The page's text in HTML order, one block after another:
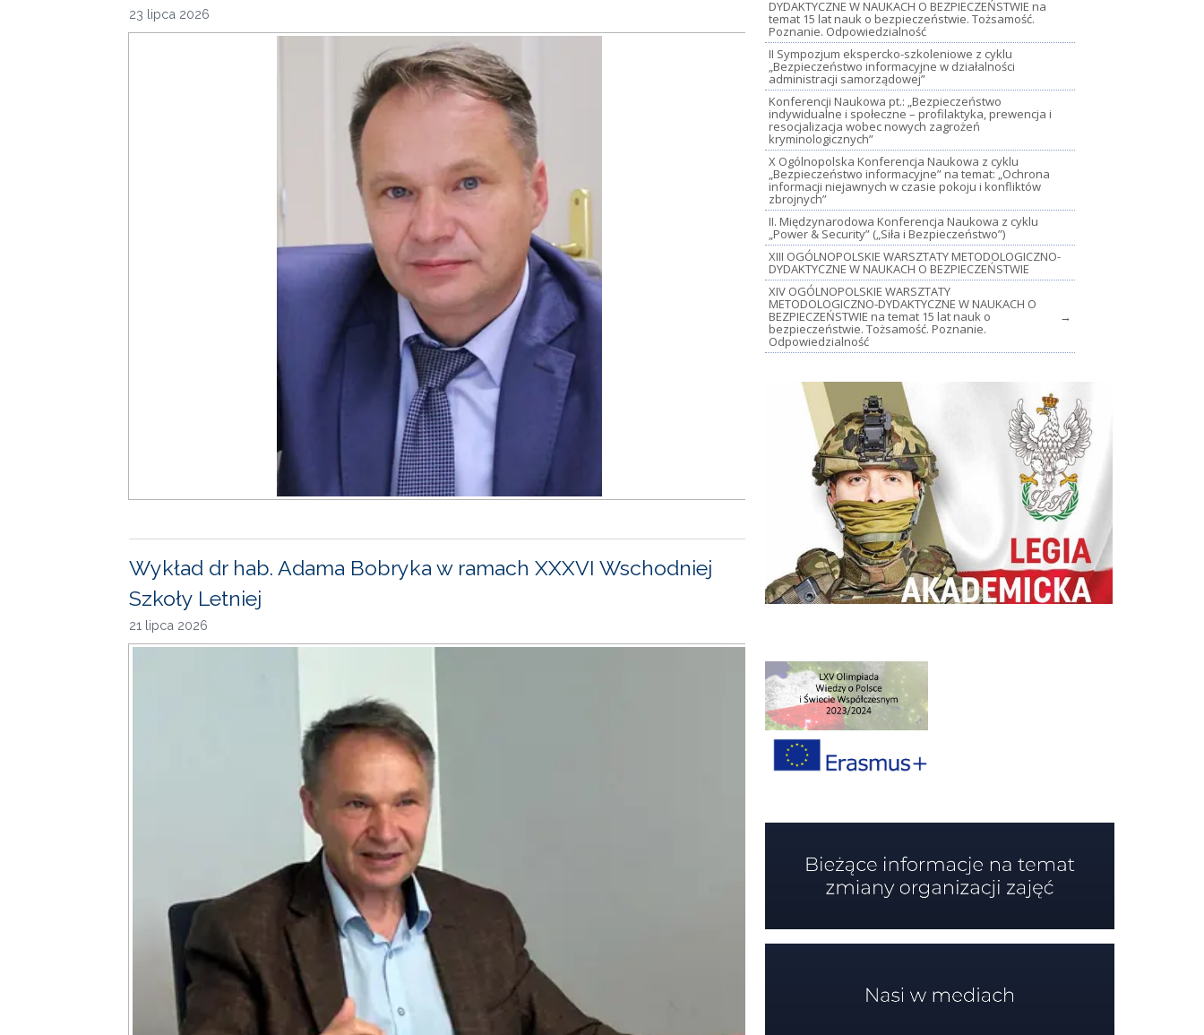
23 lipca 2026
Wykład dr hab. Adama Bobryka w ramach XXXVI Wschodniej
Szkoły Letniej
21 lipca 2026
DYDAKTYCZNE W NAUKACH O BEZPIECZEŃSTWIE na
temat 15 lat nauk o bezpieczeństwie. Tożsamość.
Poznanie. Odpowiedzialność
II Sympozjum ekspercko-szkoleniowe z cyklu
„Bezpieczeństwo informacyjne w działalności
administracji samorządowej”
Konferencji Naukowa pt.: „Bezpieczeństwo
indywidualne i społeczne – profilaktyka, prewencja i
resocjalizacja wobec nowych zagrożeń
kryminologicznych”
X Ogólnopolska Konferencja Naukowa z cyklu
„Bezpieczeństwo informacyjne” na temat: „Ochrona
informacji niejawnych w czasie pokoju i konfliktów
zbrojnych”
II. Międzynarodowa Konferencja Naukowa z cyklu
„Power & Security” („Siła i Bezpieczeństwo”)
XIII OGÓLNOPOLSKIE WARSZTATY METODOLOGICZNO-
DYDAKTYCZNE W NAUKACH O BEZPIECZEŃSTWIE
XIV OGÓLNOPOLSKIE WARSZTATY
METODOLOGICZNO-DYDAKTYCZNE W NAUKACH O
BEZPIECZEŃSTWIE na temat 15 lat nauk o
bezpieczeństwie. Tożsamość. Poznanie.
Odpowiedzialność
→